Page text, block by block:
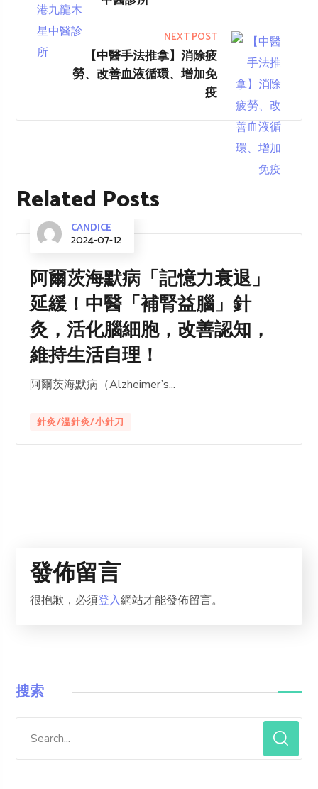
NEXT POST
【中醫手法推拿】消除疲
勞、改善血液循環、增加免
疫
Related Posts
CANDICE
2024-07-12
阿爾茨海默病「記憶力衰退」
延緩！中醫「補腎益腦」針
灸，活化腦細胞，改善認知，
維持生活自理！
阿爾茨海默病（Alzheimer’s...
針灸/溫針灸/小針刀
發佈留言
很抱歉，必須登入網站才能發佈留言。
搜索